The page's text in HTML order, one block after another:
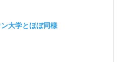
大学とほぼ同様